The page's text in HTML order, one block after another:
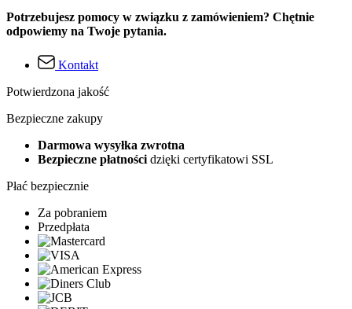
Potrzebujesz pomocy w związku z zamówieniem? Chętnie
odpowiemy na Twoje pytania.
Kontakt
Potwierdzona jakość
Bezpieczne zakupy
Darmowa wysyłka zwrotna
Bezpieczne płatności dzięki certyfikatowi SSL
Płać bezpiecznie
Za pobraniem
Przedpłata